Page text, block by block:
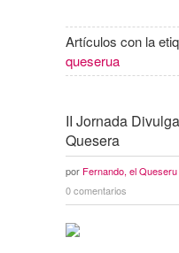
Artículos con la
queserua
II Jornada
Quesera
por Fernando, el Queseru
0 comentarios